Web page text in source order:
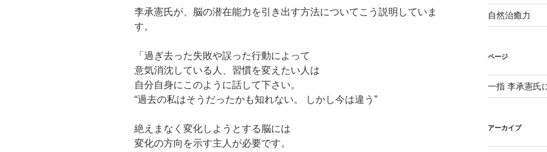
李承憲氏が、脳の潜在能力を引き出す方法についてこう説明していま
す。
「過ぎ去った失敗や誤った行動によって
意気消沈している人、習慣を変えたい人は
自分自身にこのように話して下さい。
“過去の私はそうだったかも知れない。 しかし今は違う”
絶えまなく変化しようとする脳には
変化の方向を示す主人が必要です。
自然治癒力
ページ
一指 李承憲氏
アーカイブ